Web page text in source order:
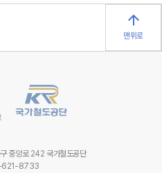
맨위로
중앙로 242 국가철도공단
621-8733